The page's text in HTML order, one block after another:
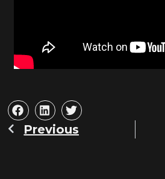
Previous